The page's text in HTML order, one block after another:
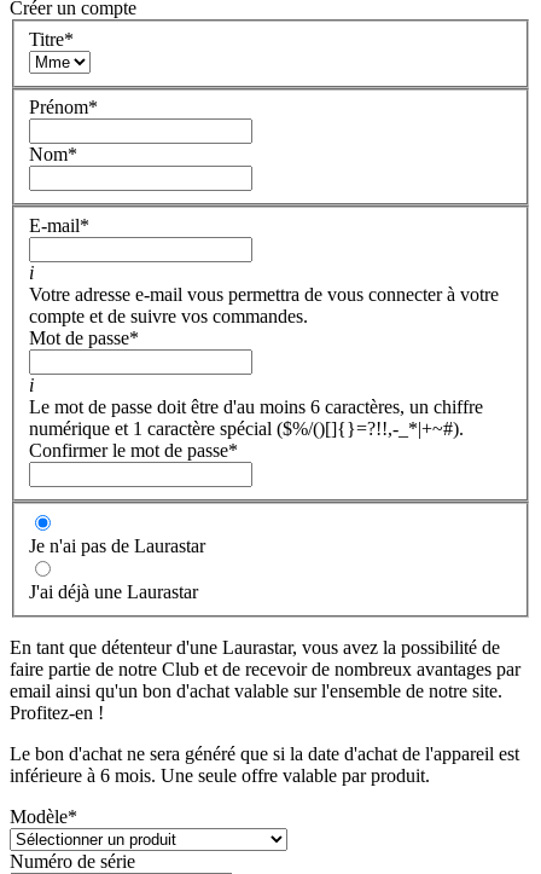
Créer un compte
Titre*
Prénom*
Nom*
E-mail*
i
Votre adresse e-mail vous permettra de vous connecter à votre
compte et de suivre vos commandes.
Mot de passe*
i
Le mot de passe doit être d'au moins 6 caractères, un chiffre
numérique et 1 caractère spécial ($%/()[]{}=?!!,-_*|+~#).
Confirmer le mot de passe*
Je n'ai pas de Laurastar
J'ai déjà une Laurastar
En tant que détenteur d'une Laurastar, vous avez la possibilité de
faire partie de notre Club et de recevoir de nombreux avantages par
email ainsi qu'un bon d'achat valable sur l'ensemble de notre site.
Profitez-en !
Le bon d'achat ne sera généré que si la date d'achat de l'appareil est
inférieure à 6 mois. Une seule offre valable par produit.
Modèle*
Numéro de série